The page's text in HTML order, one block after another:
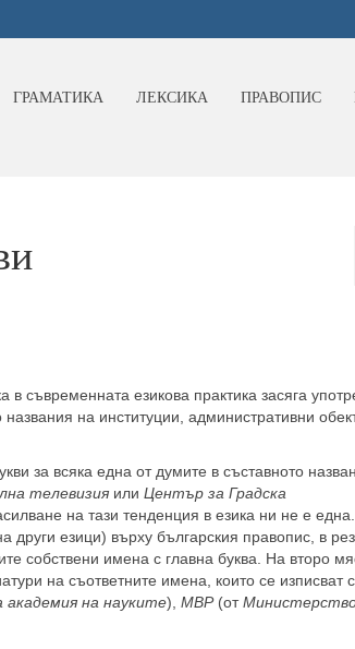
ГРАМАТИКА ЛЕКСИКА ПРАВОПИС
езикова практика засяга
на институции, административни
за всяка една от думите в съставното
телевизия или Център за Градска
на тази тенденция в езика ни не е
езици) върху българския правопис, в
собствени имена с главна буква. На второ
на съответните имена, които се изписват
академия на науките), МВР(от